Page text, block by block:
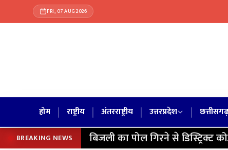
FRI, 07 AUG 2026
होम | राष्ट्रीय | अंतरराष्ट्रीय | उत्तरप्रदेश |
BREAKING NEWS बिजली का पोल गिरने से डिस्ट्रिक्ट